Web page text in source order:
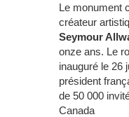
Le monument
créateur
Seymour
onze ans. Le
inauguré le 26
président
de 50 000
Canada